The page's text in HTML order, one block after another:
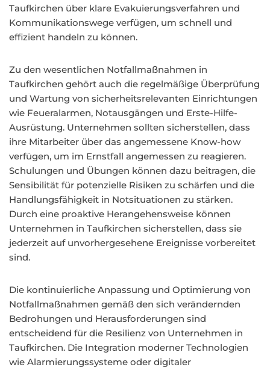
Taufkirchen über klare Evakuierungsverfahren und
Kommunikationswege verfügen, um schnell und
effizient handeln zu können.
Zu den wesentlichen Notfallmaßnahmen in
Taufkirchen gehört auch die regelmäßige Überprüfung
und Wartung von sicherheitsrelevanten Einrichtungen
wie Feueralarmen, Notausgängen und Erste-Hilfe-
Ausrüstung. Unternehmen sollten sicherstellen, dass
ihre Mitarbeiter über das angemessene Know-how
verfügen, um im Ernstfall angemessen zu reagieren.
Schulungen und Übungen können dazu beitragen, die
Sensibilität für potenzielle Risiken zu schärfen und die
Handlungsfähigkeit in Notsituationen zu stärken.
Durch eine proaktive Herangehensweise können
Unternehmen in Taufkirchen sicherstellen, dass sie
jederzeit auf unvorhergesehene Ereignisse vorbereitet
sind.
Die kontinuierliche Anpassung und Optimierung von
Notfallmaßnahmen gemäß den sich verändernden
Bedrohungen und Herausforderungen sind
entscheidend für die Resilienz von Unternehmen in
Taufkirchen. Die Integration moderner Technologien
wie Alarmierungssysteme oder digitaler